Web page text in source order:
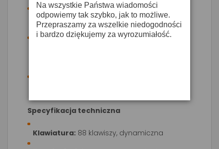
Wbudowane głośniki– gotowość do gry
bez dodatkowego sprzętu.
Specyfikacja techniczna
Klawiatura: 88 klawiszy, dynamiczna
Na wszystkie Państwa wiadomości
odpowiemy tak szybko, jak to możliwe.
Przepraszamy za wszelkie niedogodności
i bardzo dziękujemy za wyrozumiałość.